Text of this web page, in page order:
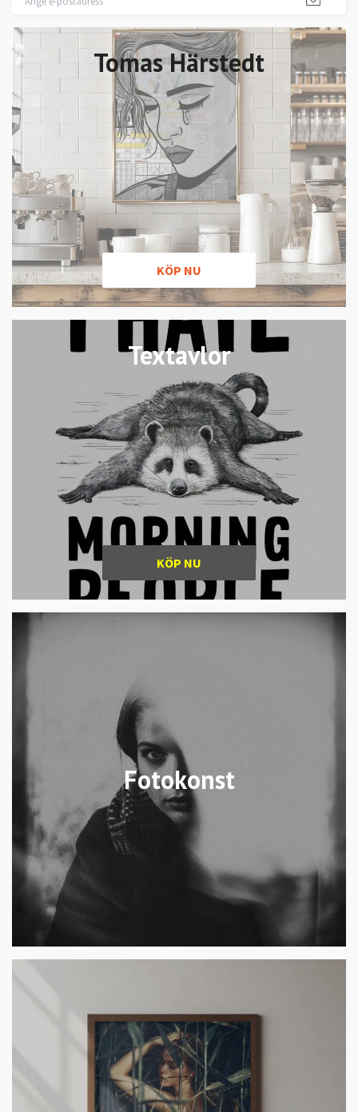
Tomas Härstedt
KÖP NU
Textavlor
KÖP NU
Fotokonst